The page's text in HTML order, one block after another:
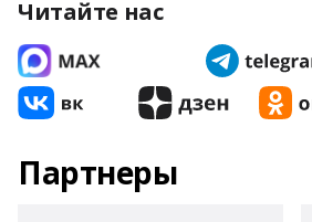
Читайте нас
Партнеры